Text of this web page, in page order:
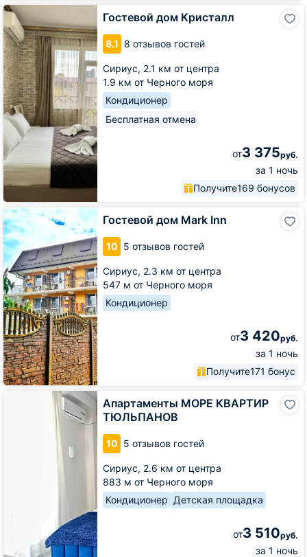
Гостевой дом Кристалл
8.1 8 отзывов гостей
Сириус, 2.1 км от центра
1.9 км от Черного моря
Кондиционер
Бесплатная отмена
от3 375руб.
за 1 ночь
Получите169 бонусов
Гостевой
дом
Кристалл
Гостевой дом Mark Inn
10 5 отзывов гостей
Сириус, 2.3 км от центра
547 м от Черного моря
Кондиционер
от3 420руб.
за 1 ночь
Получите171 бонус
Гостевой
дом
Mark
Inn
Апартаменты МОРЕ КВАРТИР
ТЮЛЬПАНОВ
10 5 отзывов гостей
Сириус, 2.6 км от центра
883 м от Черного моря
Кондиционер Детская площадка
от3 510руб.
за 1 ночь
Апартаменты